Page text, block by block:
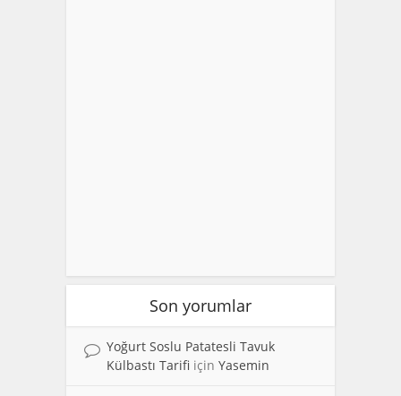
Son yorumlar
Yoğurt Soslu Patatesli Tavuk
Külbastı Tarifi için Yasemin